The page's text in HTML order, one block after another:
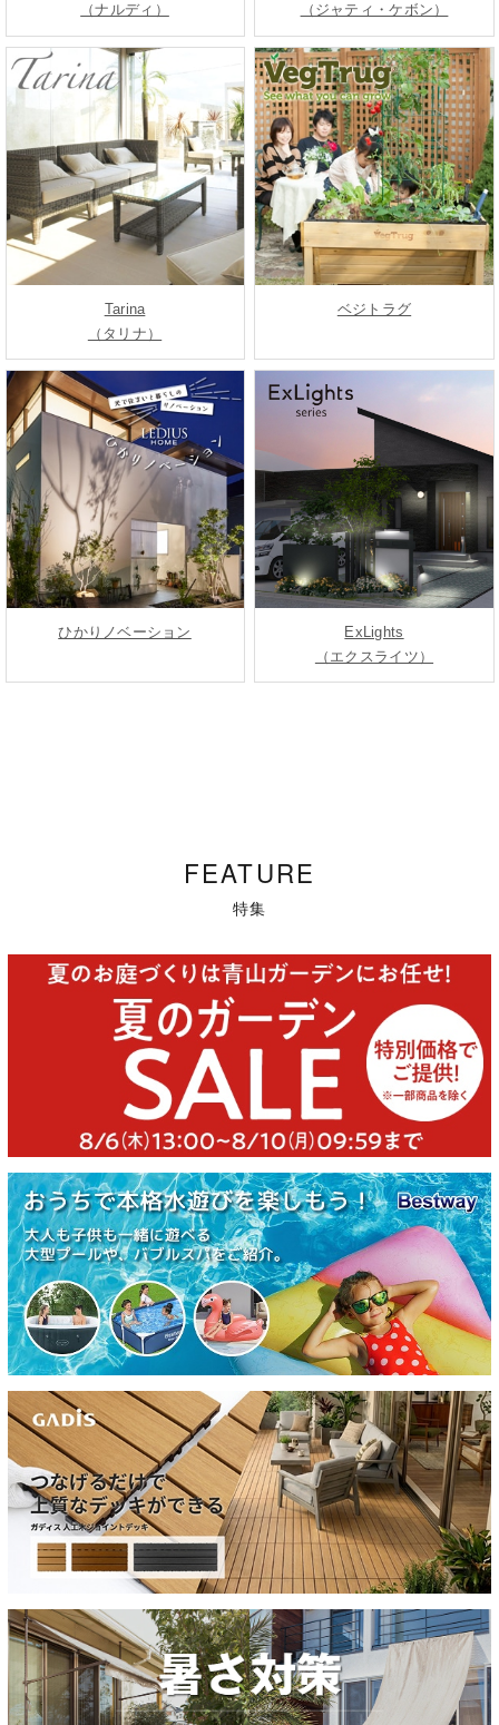
（ナルディ）
（ジャティ・ケボン）
Tarina
（タリナ）
ベジトラグ
ひかりノベーション
ExLights
（エクスライツ）
FEATURE
特集